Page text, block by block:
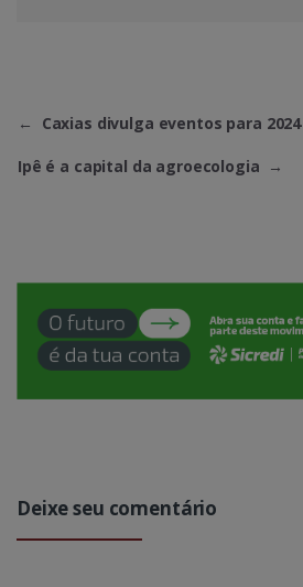
← Caxias divulga eventos para 2024
Ipê é a capital da agroecologia →
Deixe seu comentário